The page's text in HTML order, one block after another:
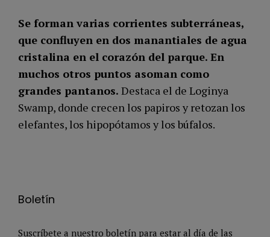
Se forman varias corrientes subterráneas,
que confluyen en dos manantiales de agua
cristalina en el corazón del parque. En
muchos otros puntos asoman como
grandes pantanos. Destaca el de Loginya
Swamp, donde crecen los papiros y retozan los
elefantes, los hipopótamos y los búfalos.
Boletín
Suscríbete a nuestro boletín para estar al día de las